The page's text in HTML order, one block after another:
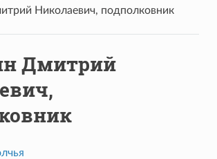
Николаевич, подполковник
Дмитрий